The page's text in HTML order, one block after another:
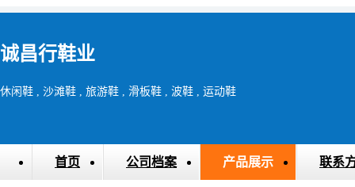
诚昌行鞋业
休闲鞋 , 沙滩鞋 , 旅游鞋 , 滑板鞋 , 波鞋 , 运动鞋
首页 公司档案 产品展示 联系